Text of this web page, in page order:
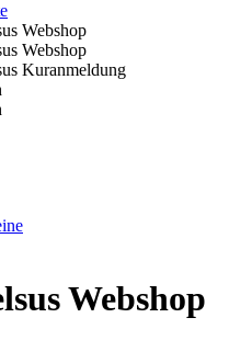
Webshop
Webshop
Kuranmeldung
Webshop